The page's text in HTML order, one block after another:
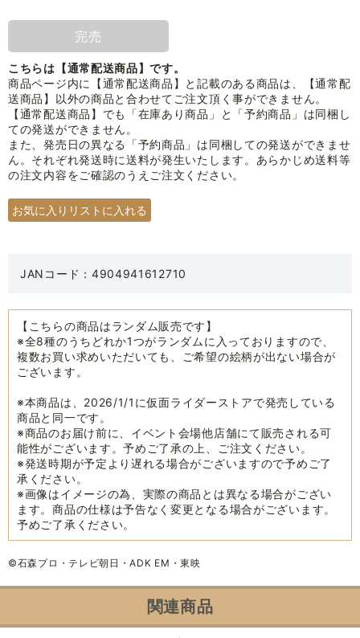
完売
こちらは【通常配送商品】です。
商品ページ内に【通常配送商品】と記載のある商品は、【通常配
送商品】以外の商品と合わせてご注文頂く事ができません。
【通常配送商品】でも「在庫あり商品」と「予約商品」は同梱し
ての発送ができません。
また、発売日の異なる「予約商品」は同梱しての発送ができませ
ん。それぞれ発送時に送料が発生いたします。あらかじめ送料等
の注文内容をご確認のうえご注文ください。
JANコード：4904941612710
【こちらの商品はランダム販売です】
※全8種のうちどれか1つがランダムに入っておりますので、
複数お買い求めいただいても、ご希望の絵柄が出ない場合が
ございます。
※本商品は、2026/1/1に仮面ライダーストアで発売している
商品と同一です。
※商品のお届け前に、イベント会場他店舗にて販売される可
能性がございます。予めご了承の上、ご注文ください。
※発送時期が予定より遅れる場合がございますので予めご了
承ください。
※画像はイメージの為、実際の商品とは異なる場合がござい
ます。商品の仕様は予告なく変更となる場合がございます。
予めご了承ください。
©石森プロ・テレビ朝日・ADK EM・東映
関連商品